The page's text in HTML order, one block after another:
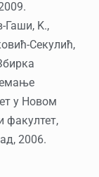
Гаши, K.,
Секулић,
у Новом
факултет,
2006.